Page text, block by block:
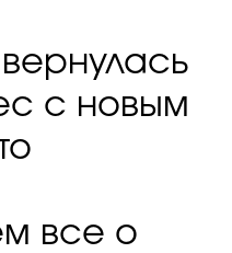
с новым
все о